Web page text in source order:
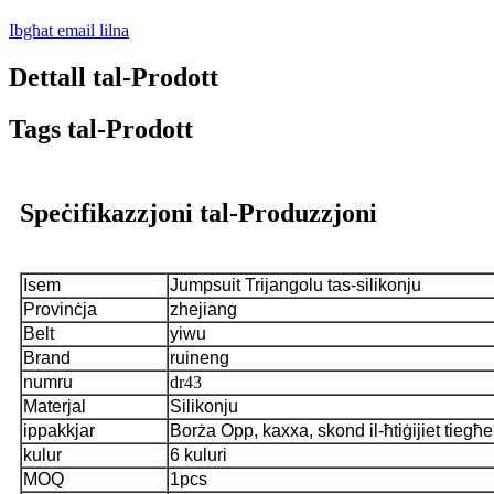
Ibgħat email lilna
Dettall tal-Prodott
Tags tal-Prodott
Speċifikazzjoni tal-Produzzjoni
Isem
Jumpsuit Trijangolu tas-silikonju
Provinċja
zhejiang
Belt
yiwu
Brand
ruineng
numru
dr43
Materjal
Silikonju
ippakkjar
Borża Opp, kaxxa, skond il-ħtiġijiet
kulur
6 kuluri
MOQ
1pcs